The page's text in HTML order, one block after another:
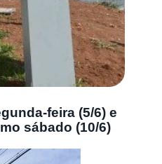
feira (5/6) e
sábado (10/6)